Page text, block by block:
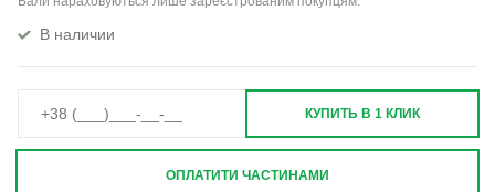
В наличии
КУПИТЬ В 1 КЛИК
ОПЛАТИТИ ЧАСТИНАМИ